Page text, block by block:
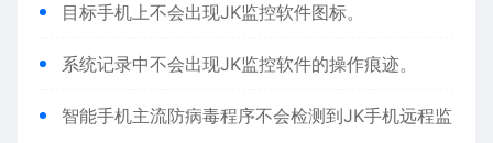
目标手机上不会出现JK监控软件图标。
系统记录中不会出现JK监控软件的操作痕迹。
智能手机主流防病毒程序不会检测到JK手机远程监